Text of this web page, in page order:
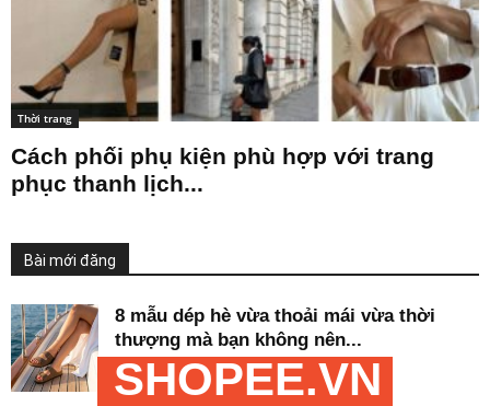
Thời trang
Cách phối phụ kiện phù hợp với trang
phục thanh lịch...
Bài mới đăng
8 mẫu dép hè vừa thoải mái vừa thời
thượng mà bạn không nên...
Thời trang Mee -23/06/2026
SHOPEE.VN